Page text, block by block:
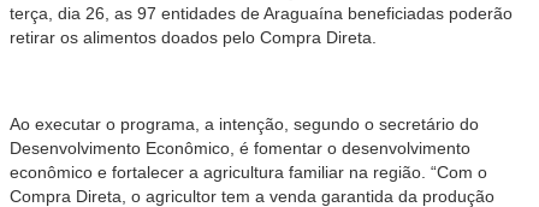
terça, dia 26, as 97 entidades de Araguaína beneficiadas poderão
retirar os alimentos doados pelo Compra Direta.
Ao executar o programa, a intenção, segundo o secretário do
Desenvolvimento Econômico, é fomentar o desenvolvimento
econômico e fortalecer a agricultura familiar na região. “Com o
Compra Direta, o agricultor tem a venda garantida da produção